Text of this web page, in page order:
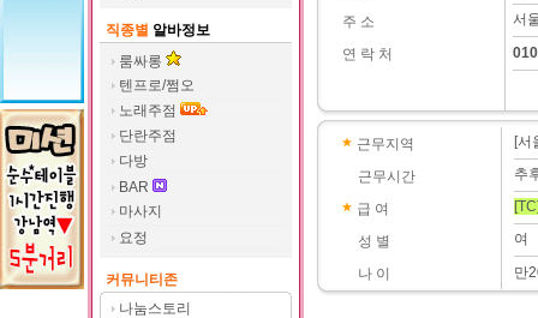
직종별 알바정보
룸싸롱
텐프로/쩜오
노래주점
단란주점
다방
BAR
마사지
요정
커뮤니티존
나눔스토리
주 소
연 락 처
서
근무지역
근무시간
급 여
성 별
나 이
[서
추
여
만